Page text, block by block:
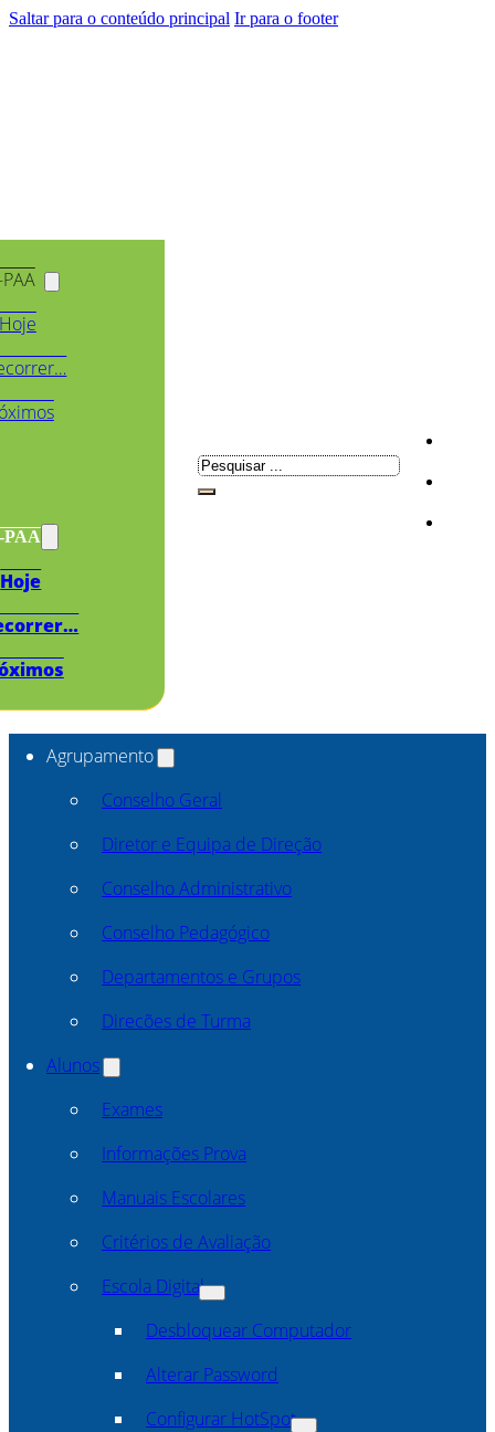
Saltar para o conteúdo principal Ir para o footer
PAA
Hoje
Pesquisar
Agrupamento
Conselho Geral
Diretor e Equipa de Direção
Conselho Administrativo
Conselho Pedagógico
Departamentos e Grupos
Direcões de Turma
Alunos
Exames
Informações Prova
Manuais Escolares
Critérios de Avaliação
Escola Digital
Desbloquear Computador
Alterar Password
Configurar HotSpot